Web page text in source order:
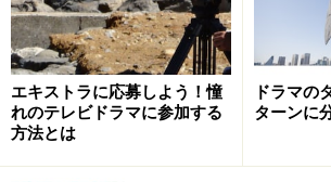
すが、フジ系では同じ火曜22時枠の『
では稲森いずみ演じるヒロインのラ
『世にも奇妙な物語』の「部長OL
刀）と入れ替わる役とコミカルイメー
その発展系。
エキストラに応募しよう！憧
れのテレビドラマに参加する
方法とは
ドラマの
ターンに